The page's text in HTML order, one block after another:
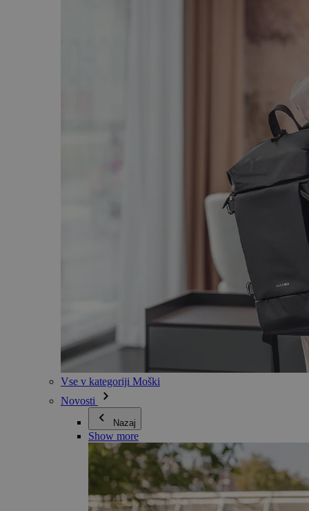
Vse v kategoriji Moški
Novosti
Nazaj
Show more